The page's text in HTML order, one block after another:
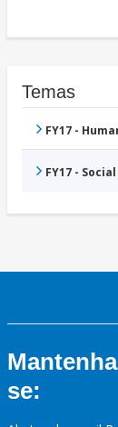
Temas
FY17 -
FY17 -
se: